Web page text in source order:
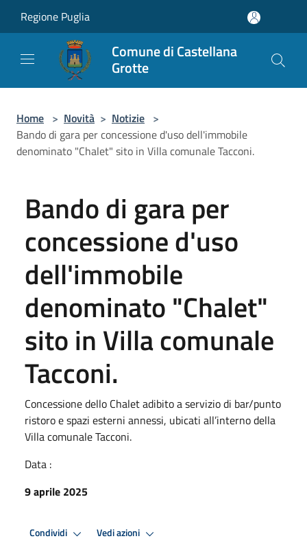
Regione Puglia
Comune di Castellana
Grotte
Home > Novità > Notizie >
Bando di gara per concessione d'uso dell'immobile
denominato "Chalet" sito in Villa comunale Tacconi.
Bando di gara per
concessione d'uso
dell'immobile
denominato "Chalet"
sito in Villa comunale
Tacconi.
Concessione dello Chalet adibito a servizio di bar/punto
ristoro e spazi esterni annessi, ubicati all’interno della
Villa comunale Tacconi.
Data :
9 aprile 2025
Condividi Vedi azioni